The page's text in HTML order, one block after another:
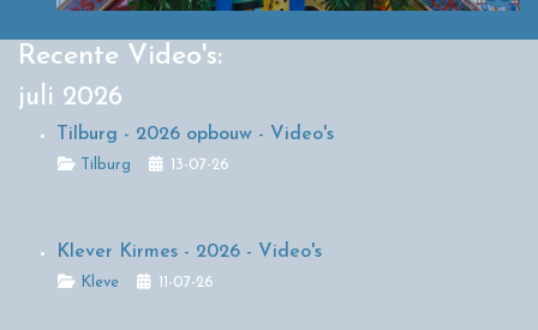
Recente Video's:
juli 2026
Tilburg - 2026 opbouw - Video's
Details
Tilburg 13-07-26
Klever Kirmes - 2026 - Video's
Details
Kleve 11-07-26